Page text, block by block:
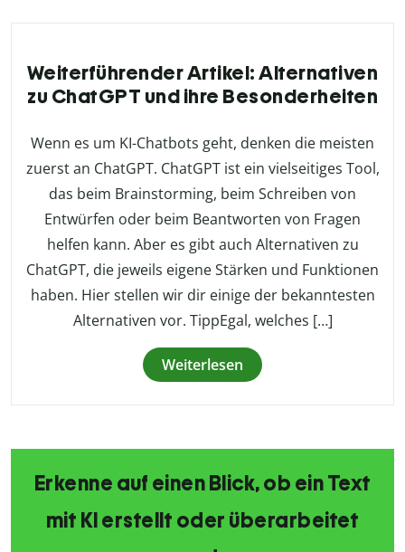
Weiterführender Artikel: Alternativen
zu ChatGPT und ihre Besonderheiten
Wenn es um KI-Chatbots geht, denken die meisten
zuerst an ChatGPT. ChatGPT ist ein vielseitiges Tool,
das beim Brainstorming, beim Schreiben von
Entwürfen oder beim Beantworten von Fragen
helfen kann. Aber es gibt auch Alternativen zu
ChatGPT, die jeweils eigene Stärken und Funktionen
haben. Hier stellen wir dir einige der bekanntesten
Alternativen vor. TippEgal, welches […]
Weiterlesen
Erkenne auf einen Blick, ob ein Text
mit KI erstellt oder überarbeitet